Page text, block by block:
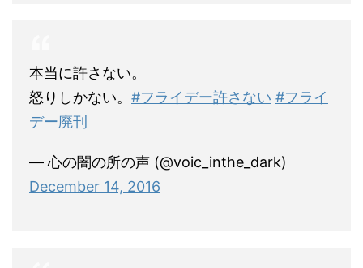
本当に許さない。
怒りしかない。 #フライデー許さない #フライ
デー廃刊
— 心の闇の所の声 (@voic_inthe_dark)
December 14, 2016